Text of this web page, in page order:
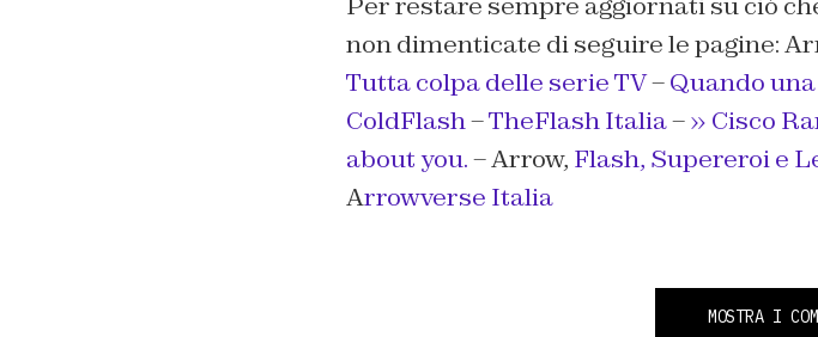
non dimenticate di seguire le pagine:
Tutta colpa delle serie TV–Quando
ColdFlash–TheFlash Italia–» Cisco
about you.– Arrow, Flash, Supereroi e
Arrowverse Italia
MOSTRA I